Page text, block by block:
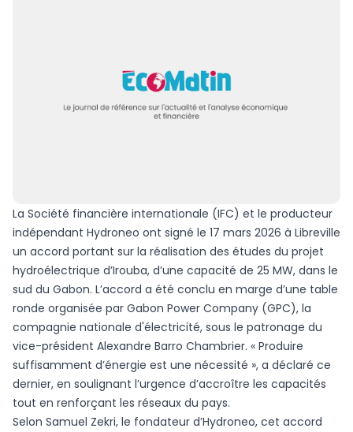
La Société financière internationale (IFC) et le producteur
indépendant Hydroneo ont signé le 17 mars 2026 à Libreville
un accord portant sur la réalisation des études du projet
hydroélectrique d’Irouba, d’une capacité de 25 MW, dans le
sud du Gabon. L’accord a été conclu en marge d’une table
ronde organisée par Gabon Power Company (GPC), la
compagnie nationale d'électricité, sous le patronage du
vice-président Alexandre Barro Chambrier. « Produire
suffisamment d’énergie est une nécessité », a déclaré ce
dernier, en soulignant l’urgence d’accroître les capacités
tout en renforçant les réseaux du pays.
Selon Samuel Zekri, le fondateur d’Hydroneo, cet accord